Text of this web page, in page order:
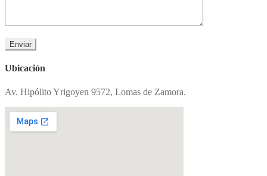
Ubicación
Av. Hipólito Yrigoyen 9572, Lomas de Zamora.